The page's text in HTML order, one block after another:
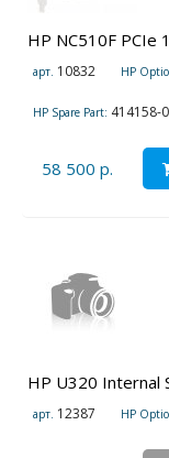
HP NC510F PCIe
арт. 10832 HP
HP Spare Part: 414158-
58 500 р.
HP U320 Internal
арт. 12387 HP